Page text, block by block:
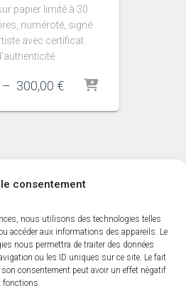
consentement
nous utilisons des technologies telles
accéder aux informations des appareils. Le
nous permettra de traiter des données
ou les ID uniques sur ce site. Le fait
consentement peut avoir un effet négatif
fonctions.
papier limité à 30
numéroté, signé
avec certificat
.
– 300,00 €Plage
prix :
LÉGALES CONTACT
TIRAGES NUMÉROTÉS ET SIGNÉS